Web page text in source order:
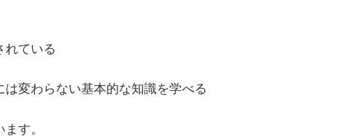
れている
は変わらない基本的な知識を学べる
す。